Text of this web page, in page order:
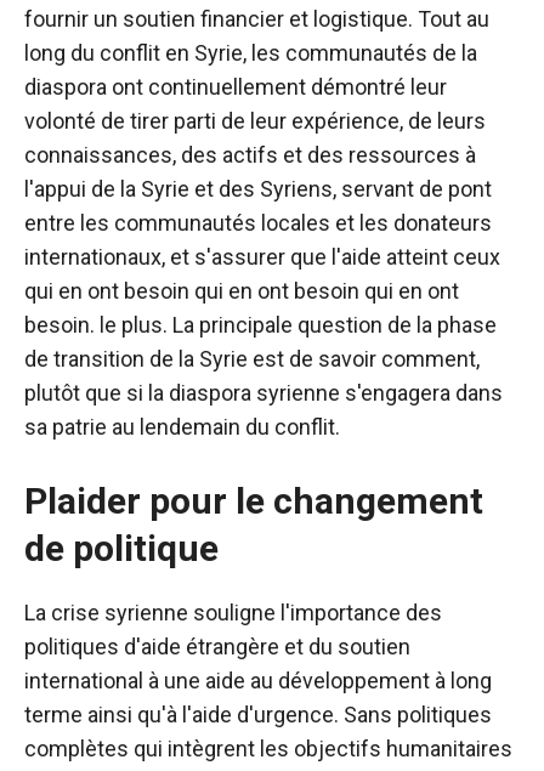
fournir un soutien financier et logistique. Tout au
long du conflit en Syrie, les communautés de la
diaspora ont continuellement démontré leur
volonté de tirer parti de leur expérience, de leurs
connaissances, des actifs et des ressources à
l'appui de la Syrie et des Syriens, servant de pont
entre les communautés locales et les donateurs
internationaux, et s'assurer que l'aide atteint ceux
qui en ont besoin qui en ont besoin qui en ont
besoin. le plus. La principale question de la phase
de transition de la Syrie est de savoir comment,
plutôt que si la diaspora syrienne s'engagera dans
sa patrie au lendemain du conflit.
Plaider pour le changement
de politique
La crise syrienne souligne l'importance des
politiques d'aide étrangère et du soutien
international à une aide au développement à long
terme ainsi qu'à l'aide d'urgence. Sans politiques
complètes qui intègrent les objectifs humanitaires